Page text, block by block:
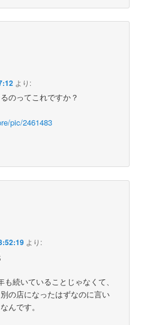
より:
のってこれですか？
pic/2461483
より:
続いていることじゃなくて、
の店になったはずなのに言い
んです。